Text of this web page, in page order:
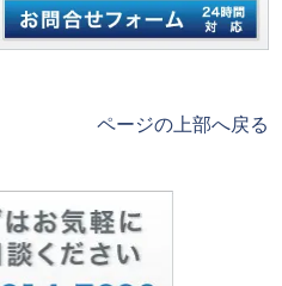
ページの上部へ戻る